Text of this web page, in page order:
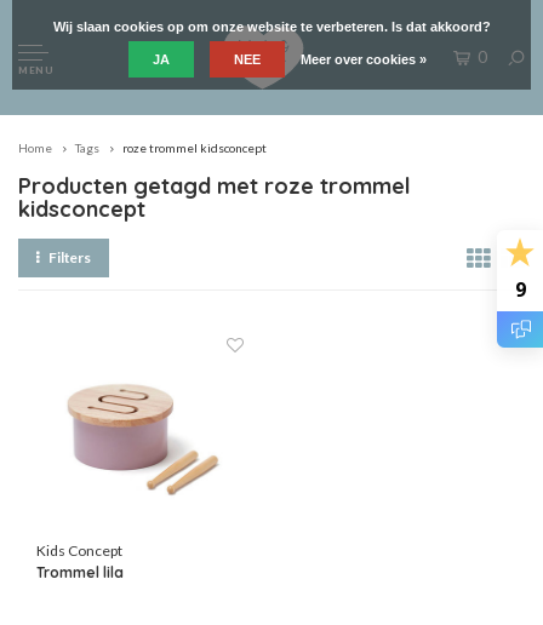
9
MENU
0
Home Tags roze trommel kidsconcept
Producten getagd met roze trommel
kidsconcept
Filters
Kids Concept
Trommel lila
Wij slaan cookies op om onze website te verbeteren. Is dat akkoord?
JA NEE Meer over cookies »